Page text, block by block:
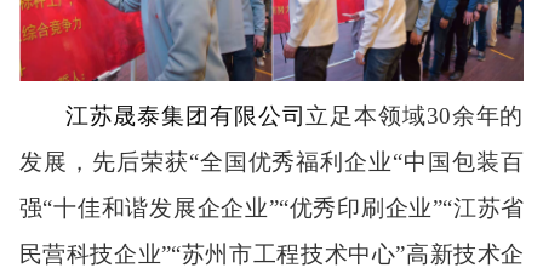
江苏晟泰集团有限公司立足本领域30余年的
发展，先后荣获“全国优秀福利企业“中国包装百
强“十佳和谐发展企企业”“优秀印刷企业”“江苏省
民营科技企业”“苏州市工程技术中心”高新技术企